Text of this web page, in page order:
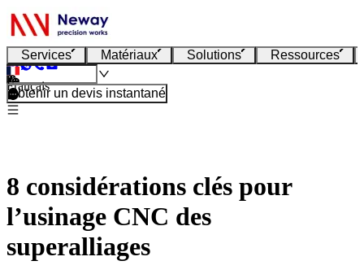
Services Matériaux Solutions Ressources
Français
Obtenir un devis instantané
8 considérations clés pour
l’usinage CNC des
superalliages